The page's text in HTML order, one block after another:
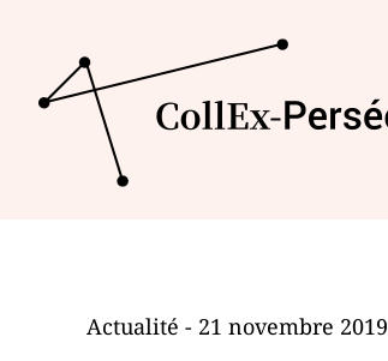
Actualité - 21 novembre 2019